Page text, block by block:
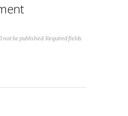
not be published. Required fields